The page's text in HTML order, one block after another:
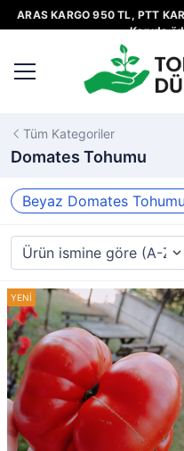
ARAS KARGO 950 TL, PTT
Kapıda
Tüm Kategoriler
Domates Tohumu
Beyaz Domates Tohumu